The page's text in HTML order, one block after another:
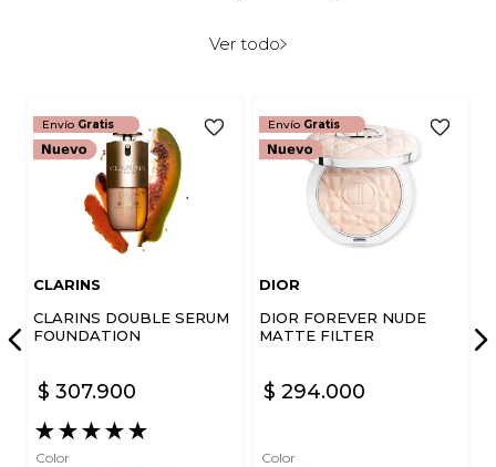
Ver todo
Envío Gratis
CLARINS
CLARINS DOUBLE SERUM
FOUNDATION
$ 307.900
★★★★★
Color
Envío Gratis
DIOR
DIOR FOREVER NUDE
MATTE FILTER
$ 294.000
Color